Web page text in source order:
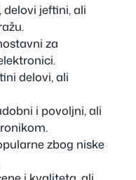
delovi jeftini, ali
za
delovi, ali
i povoljni, ali
zbog niske